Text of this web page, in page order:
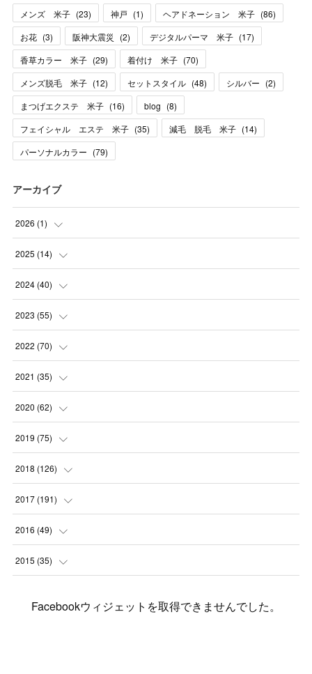
メンズ 米子 (23) 神戸 (1) ヘアドネーション 米子 (86)
お花 (3) 阪神大震災 (2) デジタルパーマ 米子 (17)
香草カラー 米子 (29) 着付け 米子 (70)
メンズ脱毛 米子 (12) セットスタイル (48) シルバー (2)
まつげエクステ 米子 (16) blog (8)
フェイシャル エステ 米子 (35) 減毛 脱毛 米子 (14)
パーソナルカラー (79)
アーカイブ
2026 (1)
(1
2025 (14)
(10 )
(1
(1
(2
2024 (40)
(1
(1
(3
(2
(1)
(5)
(8)
2023 (55)
(2
(4
(3
(3
(8)
(6)
2022 (70)
(7
(11 )
(8
(1)
(3)
2021 (35)
(5
(7
(5)
(3)
(3)
2020 (62)
(6
(9)
(7)
(4
(6)
2019 (75)
(1)
(2)
(6
(7
(15)
2018 (126)
(6)
(12 )
(7
2017 (191)
(12 )
(11 )
2016 (49)
(2
2015 (35)
Facebookウィジェットを取得できませんでした。